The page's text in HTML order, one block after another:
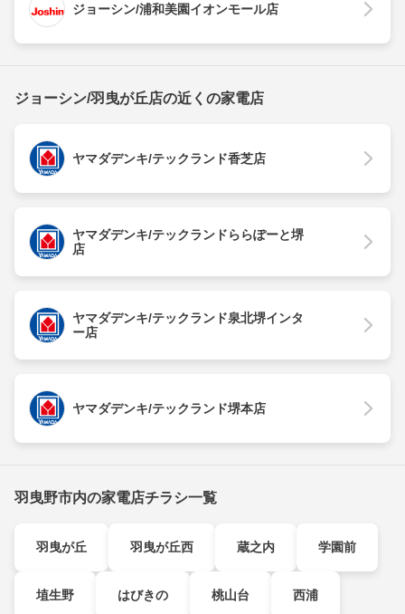
ジョーシン/浦和美園イオンモール店
ジョーシン/羽曳が丘店の近くの家電店
ヤマダデンキ/テックランド香芝店
ヤマダデンキ/テックランドららぽーと堺
店
ヤマダデンキ/テックランド泉北堺インタ
ー店
ヤマダデンキ/テックランド堺本店
羽曳野市内の家電店チラシ一覧
羽曳が丘 羽曳が丘西 蔵之内 学園前
埴生野 はびきの 桃山台 西浦